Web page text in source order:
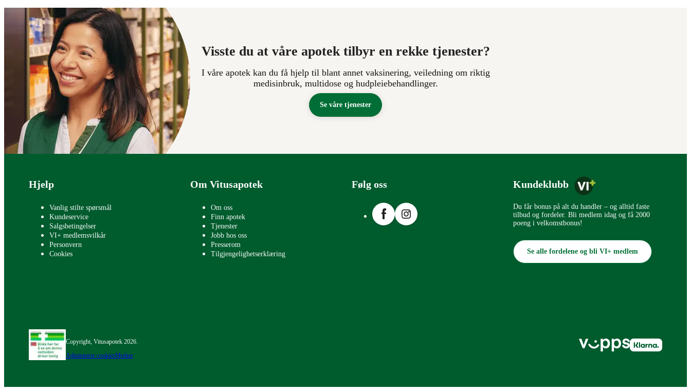
Visste du at våre apotek tilbyr en rekke tjenester?
I våre apotek kan du få hjelp til blant annet vaksinering, veiledning om riktig
medisinbruk, multidose og hudpleiebehandlinger.
Se våre tjenester
Bunntekst
Hjelp
Vanlig stilte spørsmål
Kundeservice
Salgsbetingelser
VI+ medlemsvilkår
Personvern
Cookies
Om Vitusapotek
Om oss
Finn apotek
Tjenester
Jobb hos oss
Presserom
Tilgjengelighetserklæring
Følg oss
FacebookInstagram
Kundeklubb
Du får bonus på alt du handler – og alltid faste
tilbud og fordeler. Bli medlem idag og få 2000
poeng i velkomstbonus!
Se alle fordelene og bli VI+ medlem
Copyright, Vitusapotek 2026.
Administrer cookiesMerker